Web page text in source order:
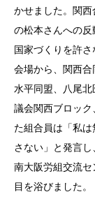
かせました。関
の松本さんへの
国家づくりを許さ
会場から、関西
水平同盟、八尾
議会関西ブロッ
た組合員は「私
さない」と発言し
南大阪労組交流
目を浴びました